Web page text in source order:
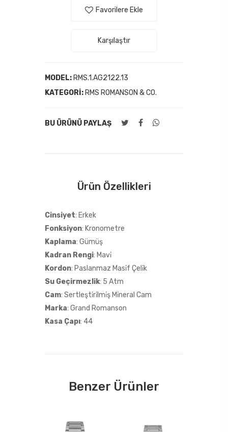
Favorilere Ekle
Karşılaştır
MODEL: RMS.1.AG2122.13
KATEGORI: RMS ROMANSON & CO.
BU ÜRÜNÜ PAYLAŞ
Ürün Özellikleri
Cinsiyet: Erkek
Fonksiyon: Kronometre
Kaplama: Gümüş
Kadran Rengi: Mavi̇
Kordon: Paslanmaz Masi̇f Çeli̇k
Su Geçirmezlik: 5 Atm
Cam: Sertleşti̇ri̇lmi̇ş Mi̇neral Cam
Marka: Grand Romanson
Kasa Çapı: 44
Benzer Ürünler